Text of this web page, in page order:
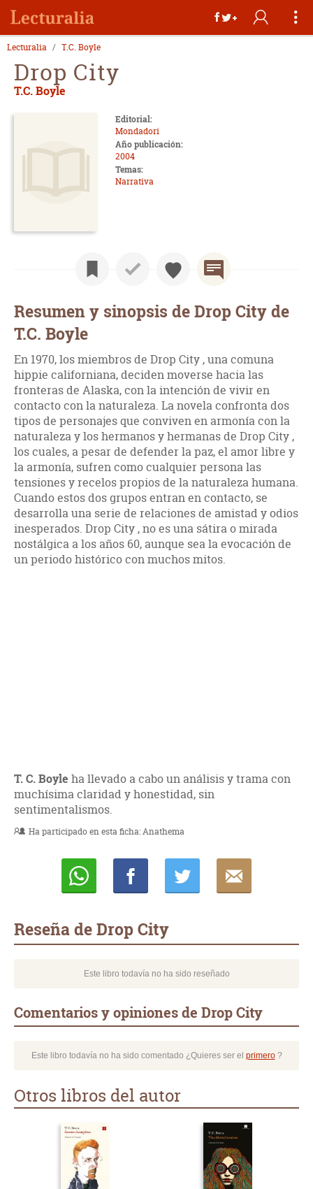
Lecturalia T.C. Boyle
Drop City
T.C. Boyle
Editorial:
Mondadori
Año publicación:
2004
Temas:
Narrativa
Resumen y sinopsis de Drop City de
T.C. Boyle
En 1970, los miembros de Drop City , una comuna
hippie californiana, deciden moverse hacia las
fronteras de Alaska, con la intención de vivir en
contacto con la naturaleza. La novela confronta dos
tipos de personajes que conviven en armonía con la
naturaleza y los hermanos y hermanas de Drop City ,
los cuales, a pesar de defender la paz, el amor libre y
la armonía, sufren como cualquier persona las
tensiones y recelos propios de la naturaleza humana.
Cuando estos dos grupos entran en contacto, se
desarrolla una serie de relaciones de amistad y odios
inesperados. Drop City , no es una sátira o mirada
nostálgica a los años 60, aunque sea la evocación de
un periodo histórico con muchos mitos.
T. C. Boyle ha llevado a cabo un análisis y trama con
muchísima claridad y honestidad, sin
sentimentalismos.
Ha participado en esta ficha:Anathema
Reseña de Drop City
Este libro todavía no ha sido reseñado
Comentarios y opiniones de Drop City
Este libro todavía no ha sido comentado ¿Quieres ser el primero?
Otros libros del autor